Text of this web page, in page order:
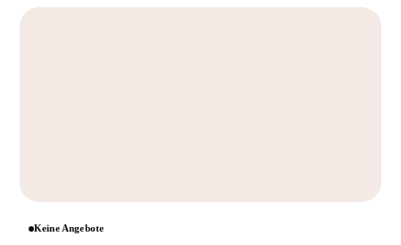
Keine Angebote